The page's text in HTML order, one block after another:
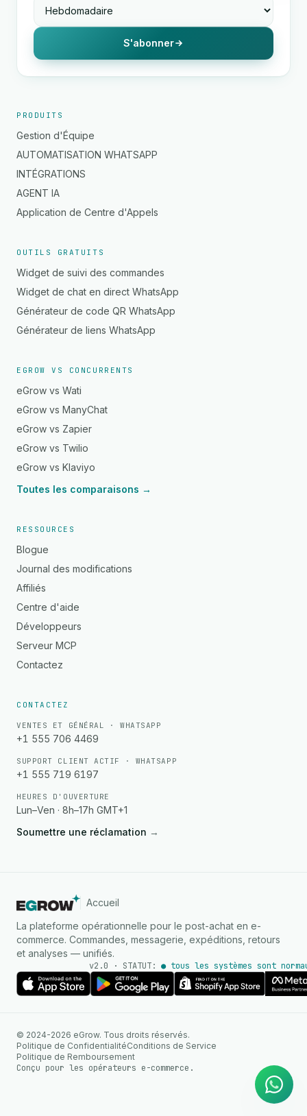
S'abonner
PRODUITS
Gestion d'Équipe
AUTOMATISATION WHATSAPP
INTÉGRATIONS
AGENT IA
Application de Centre d'Appels
OUTILS GRATUITS
Widget de suivi des commandes
Widget de chat en direct WhatsApp
Générateur de code QR WhatsApp
Générateur de liens WhatsApp
EGROW VS CONCURRENTS
eGrow vs Wati
eGrow vs ManyChat
eGrow vs Zapier
eGrow vs Twilio
eGrow vs Klaviyo
Toutes les comparaisons →
RESSOURCES
Blogue
Journal des modifications
Affiliés
Centre d'aide
Développeurs
Serveur MCP
Contactez
CONTACTEZ
VENTES ET GÉNÉRAL · WHATSAPP
+1 555 706 4469
SUPPORT CLIENT ACTIF · WHATSAPP
+1 555 719 6197
HEURES D'OUVERTURE
Lun–Ven · 8h–17h GMT+1
Soumettre une réclamation →
Accueil
La plateforme opérationnelle pour le post-achat en e-
commerce. Commandes, messagerie, expéditions, retours
et analyses — unifiés.
v2.0 · STATUT: ● tous les systèmes sont
© 2024-2026 eGrow. Tous droits réservés.
Politique de ConfidentialitéConditions de Service
Politique de Remboursement
Conçu pour les opérateurs e-commerce.
Réponses instantanées sur
WhatsApp